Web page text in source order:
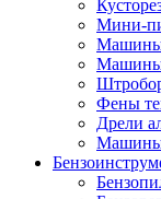
Мини-
Машины
Фены
Дрели
Машины